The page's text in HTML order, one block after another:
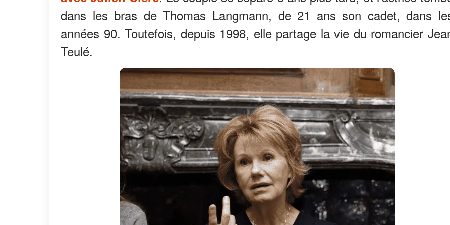
dans les bras de Thomas Langmann, de 21 ans son cadet, dans
années 90. Toutefois, depuis 1998, elle partage la vie du romancier
Teulé.